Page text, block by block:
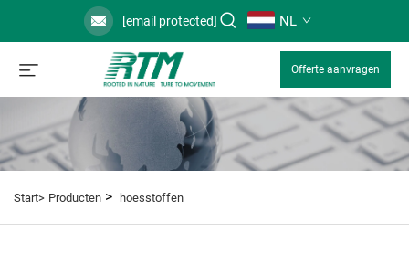
[email protected] NL
Offerte aanvragen
Start> Producten > hoesstoffen